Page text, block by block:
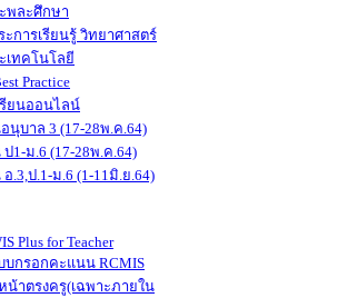
พละศึกษา
ะการเรียนรู้ วิทยาศาสตร์
เทคโนโลยี
Practice
รียนออนไลน์
นุบาล 3 (17-28พ.ค.64)
1-ม.6 (17-28พ.ค.64)
.3,ป.1-ม.6 (1-11มิ.ย.64)
Plus for Teacher
บกรอกคะแนน RCMIS
น้าตรงครู(เฉพาะภายใน